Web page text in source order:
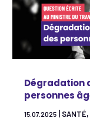
Dégradation
personnes
15.07.2025 SANTÉ,